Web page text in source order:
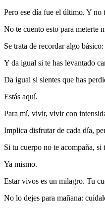
Pero ese día fue el último. Y no
No te cuento esto para meterte
Se trata de recordar algo básico:
Y da igual si te has levantado
Da igual si sientes que has
Estás aquí.
Para mí, vivir, vivir con
Implica disfrutar de cada día,
Si tu cuerpo no te acompaña,
Ya mismo.
Estar vivos es un milagro. Tu
No lo dejes para mañana: